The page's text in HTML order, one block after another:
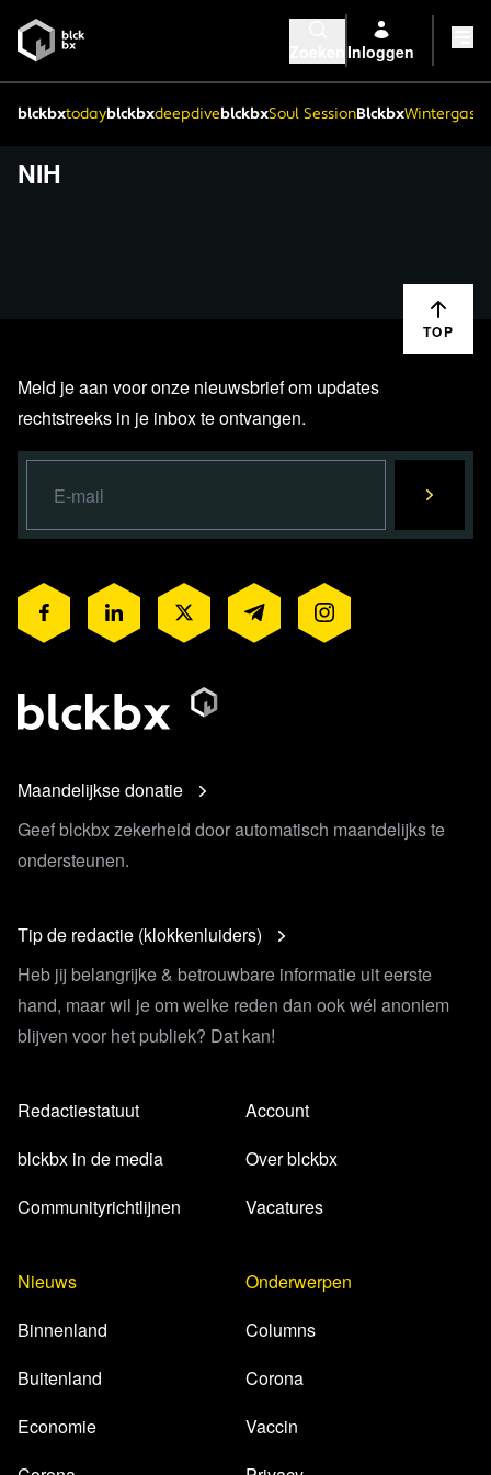
Inloggen
blckbxtodayblckbxdeepdiveblckbxSoul SessionBlckbx
NIH
TOP
Meld je aan voor onze nieuwsbrief om updates
rechtstreeks in je inbox te ontvangen.
Maandelijkse donatie
Geef blckbx zekerheid door automatisch maandelijks te
ondersteunen.
Tip de redactie (klokkenluiders)
Heb jij belangrijke & betrouwbare informatie uit eerste
hand, maar wil je om welke reden dan ook wél anoniem
blijven voor het publiek? Dat kan!
Redactiestatuut
blckbx in de media
Communityrichtlijnen
Account
Over blckbx
Vacatures
Nieuws
Binnenland
Buitenland
Economie
Onderwerpen
Columns
Corona
Vaccin